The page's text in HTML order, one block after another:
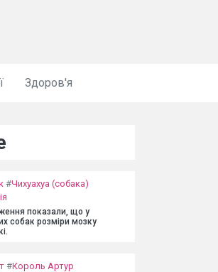
Здоров'я
#Чихуахуа (собака)
показали, що у
собак розміри мозку
#Король Артур